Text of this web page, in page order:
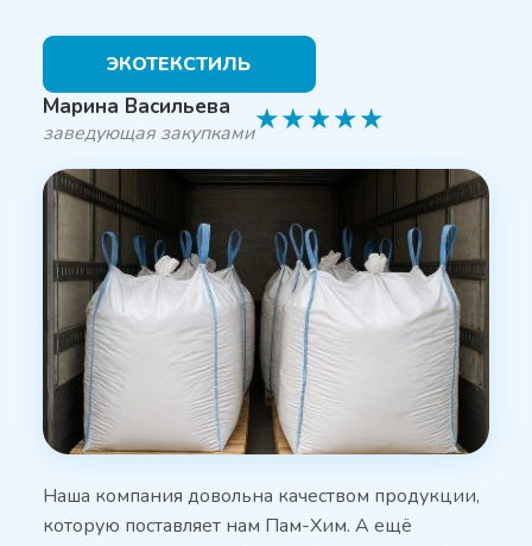
ЭКОТЕКСТИЛЬ
Марина Васильева
заведующая закупками★★★★★
Наша компания довольна качеством продукции,
которую поставляет нам Пам-Хим. А ещё